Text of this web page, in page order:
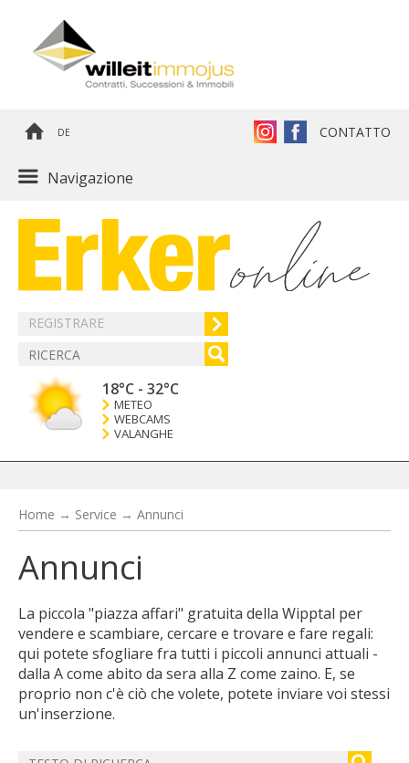
DE CONTATTO
Navigazione
REGISTRARE
18°C - 32°C
METEO
WEBCAMS
VALANGHE
Home → Service → Annunci
Annunci
La piccola "piazza affari" gratuita della Wipptal per
vendere e scambiare, cercare e trovare e fare regali:
qui potete sfogliare fra tutti i piccoli annunci attuali -
dalla A come abito da sera alla Z come zaino. E, se
proprio non c'è ciò che volete, potete inviare voi stessi
un'inserzione.